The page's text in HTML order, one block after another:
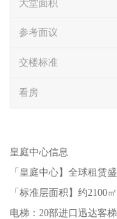
大堂面积
参考面议
交楼标准
看房
皇庭中心信息
「皇庭中心】全球租赁
「标准层面积】约2100
电梯：20部进口迅达客